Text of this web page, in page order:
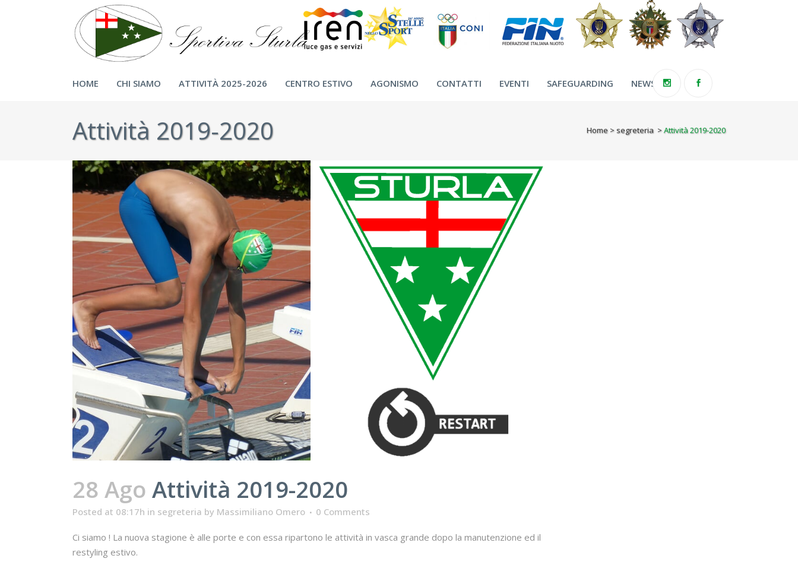
HOME CHI SIAMO ATTIVITÀ 2025-2026 CENTRO ESTIVO AGONISMO CONTATTI EVENTI SAFEGUARDING NEWS
Attività 2019-2020 Home > segreteria >Attività 2019-2020
28 Ago Attività 2019-2020
Posted at 08:17h in segreteria by Massimiliano Omero 0 Comments
Ci siamo ! La nuova stagione è alle porte e con essa ripartono le attività in vasca grande dopo la manutenzione ed il
restyling estivo.